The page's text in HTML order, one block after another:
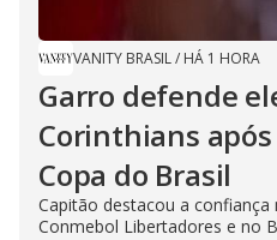
VANITY BRASIL/ HÁ 1 HORA
Garro defende
Corinthians
Copa do Brasil
Capitão destacou a
Conmebol Libertadores e no